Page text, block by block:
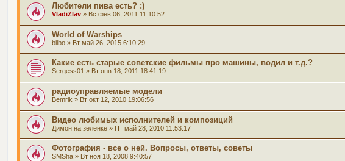
Любители пива есть? :)
VladiZlav » Вс фев 06, 2011 11:10:52
World of Warships
bilbo » Вт май 26, 2015 6:10:29
Какие есть старые советские фильмы про машины, водил и т.д.?
Sergess01 » Вт янв 18, 2011 18:41:19
радиоуправляемые модели
Bemrik » Вт окт 12, 2010 19:06:56
Видео любимых исполнителей и композиций
Димон на зелёнке » Пт май 28, 2010 11:53:17
Фотография - все о ней. Вопросы, ответы, советы
SMSha » Вт ноя 18, 2008 9:40:57